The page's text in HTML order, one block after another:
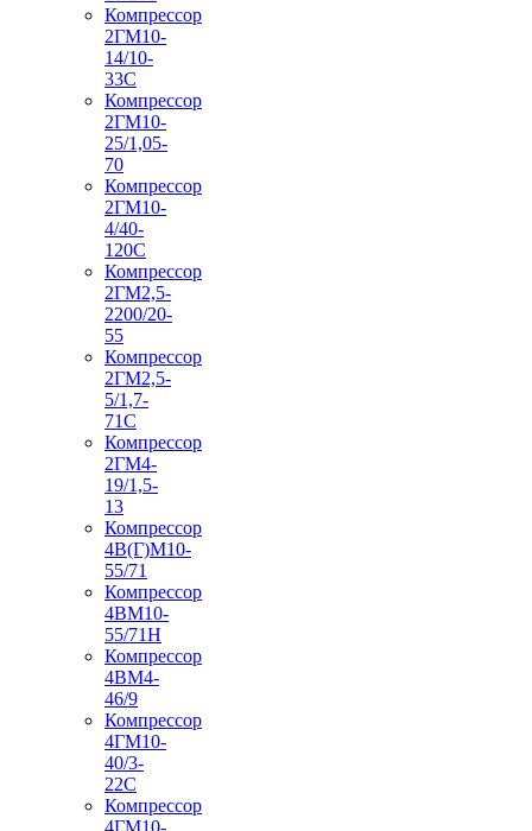
Компрессор
2ГМ10-
14/10-
33С
Компрессор
2ГМ10-
25/1,05-
70
Компрессор
2ГМ10-
4/40-
120С
Компрессор
2ГМ2,5-
2200/20-
55
Компрессор
2ГМ2,5-
5/1,7-
71С
Компрессор
2ГМ4-
19/1,5-
13
Компрессор
4В(Г)М10-
55/71
Компрессор
4ВМ10-
55/71Н
Компрессор
4ВМ4-
46/9
Компрессор
4ГМ10-
40/3-
22С
Компрессор
4ГМ10-